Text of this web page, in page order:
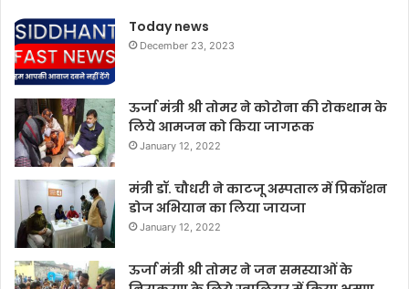
Today news
December 23, 2023
ऊर्जा मंत्री श्री तोमर ने कोरोना की रोकथाम के
लिये आमजन को किया जागरूक
January 12, 2022
मंत्री डॉ. चौधरी ने काटजू अस्पताल में प्रिकॉशन
डोज अभियान का लिया जायजा
January 12, 2022
ऊर्जा मंत्री श्री तोमर ने जन समस्याओं के